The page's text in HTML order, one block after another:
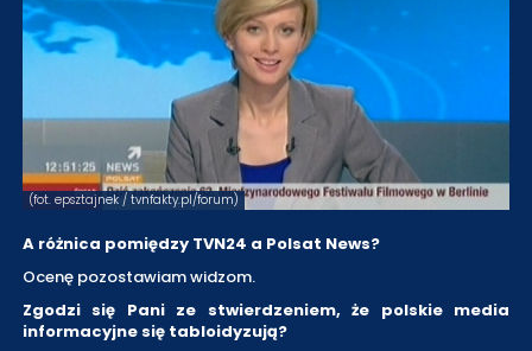
(fot. epsztajnek / tvnfakty.pl/forum)
A różnica pomiędzy TVN24 a Polsat News?
Ocenę pozostawiam widzom.
Zgodzi się Pani ze stwierdzeniem, że polskie media
informacyjne się tabloidyzują?